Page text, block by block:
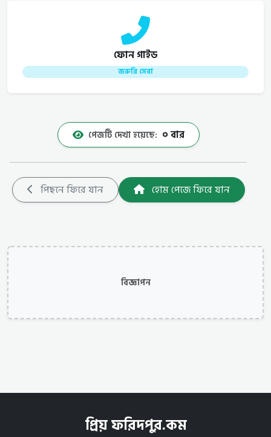
ফোন গাইড
জরুরি সেবা
পেজটি দেখা হয়েছে: ০ বার
পিছনে ফিরে যান হোম পেজে ফিরে যান
বিজ্ঞাপন
প্রিয় ফরিদপুর.কম